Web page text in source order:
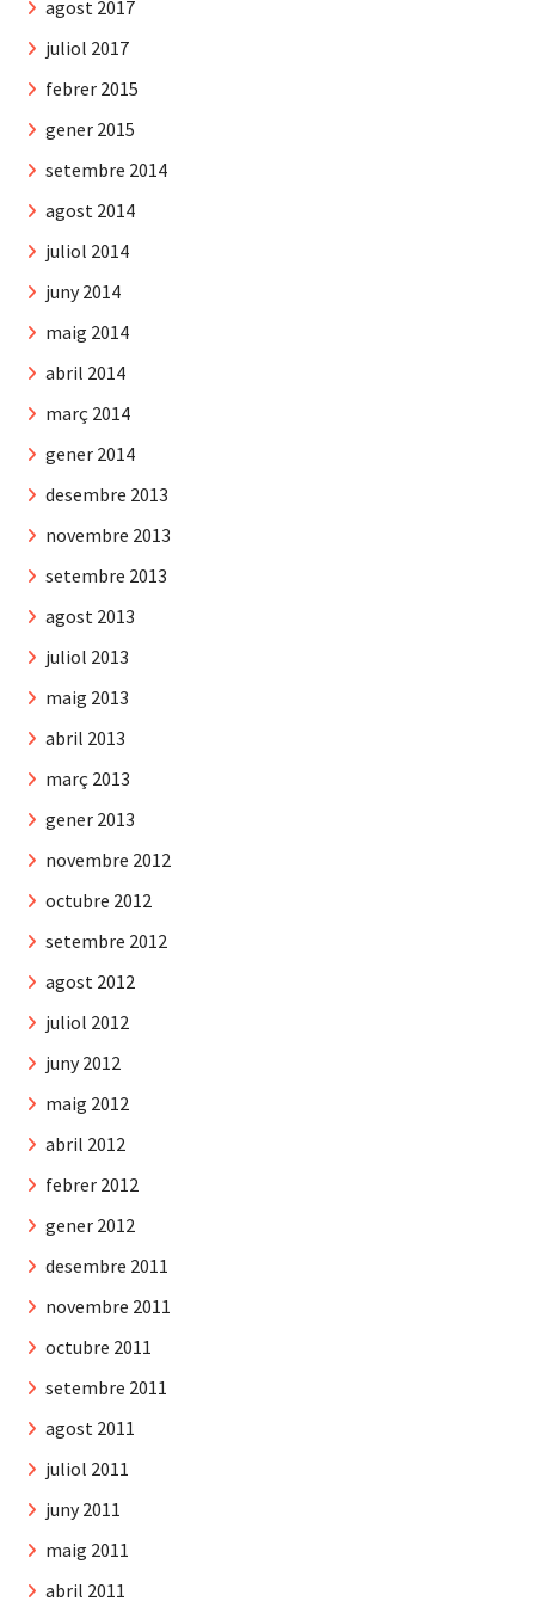
agost 2017
juliol 2017
febrer 2015
gener 2015
setembre 2014
agost 2014
juliol 2014
juny 2014
maig 2014
abril 2014
març 2014
gener 2014
desembre 2013
novembre 2013
setembre 2013
agost 2013
juliol 2013
maig 2013
abril 2013
març 2013
gener 2013
novembre 2012
octubre 2012
setembre 2012
agost 2012
juliol 2012
juny 2012
maig 2012
abril 2012
febrer 2012
gener 2012
desembre 2011
novembre 2011
octubre 2011
setembre 2011
agost 2011
juliol 2011
juny 2011
maig 2011
abril 2011